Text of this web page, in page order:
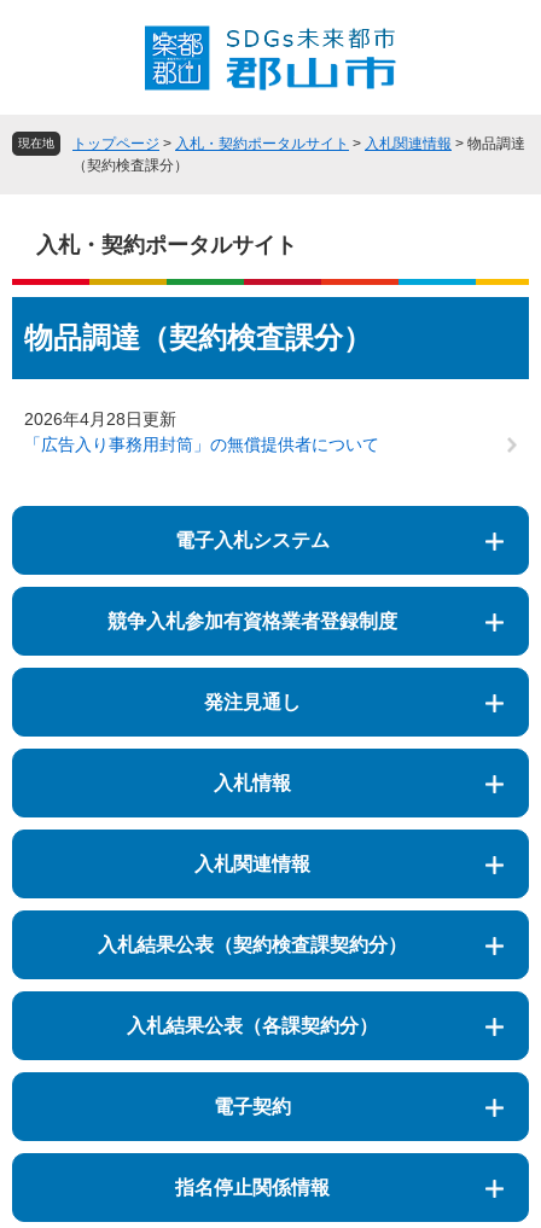
頭
飛
へ
現在地 トップページ > 入札・契約ポータルサイト > 入札関連情報 > 物品調達
（契約検査課分）
入札・契約ポータルサイト
文物品調達（契約検査課分）
2026年4月28日更新
「広告入り事務用封筒」の無償提供者について
電子入札システム
競争入札参加有資格業者登録制度
発注見通し
入札情報
入札関連情報
入札結果公表（契約検査課契約分）
入札結果公表（各課契約分）
電子契約
指名停止関係情報